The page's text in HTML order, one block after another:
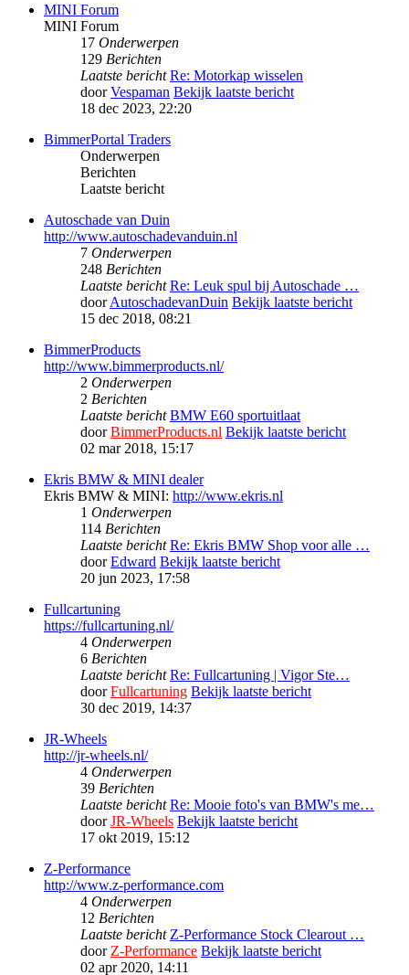
MINI Forum
MINI Forum
17 Onderwerpen
129 Berichten
Laatste bericht Re: Motorkap wisselen
doorVespaman Bekijk laatste bericht
18 dec 2023, 22:20
BimmerPortal Traders
Onderwerpen
Berichten
Laatste bericht
Autoschade van Duin
http://www.autoschadevanduin.nl
7 Onderwerpen
248 Berichten
Laatste bericht Re: Leuk spul bij Autoschade …
doorAutoschadevanDuin Bekijk laatste bericht
15 dec 2018, 08:21
BimmerProducts
http://www.bimmerproducts.nl/
2 Onderwerpen
2 Berichten
Laatste bericht BMW E60 sportuitlaat
doorBimmerProducts.nl Bekijk laatste bericht
02 mar 2018, 15:17
Ekris BMW & MINI dealer
Ekris BMW & MINI: http://www.ekris.nl
1 Onderwerpen
114 Berichten
Laatste bericht Re: Ekris BMW Shop voor alle …
doorEdward Bekijk laatste bericht
20 jun 2023, 17:58
Fullcartuning
https://fullcartuning.nl/
4 Onderwerpen
6 Berichten
Laatste bericht Re: Fullcartuning | Vigor Ste…
doorFullcartuning Bekijk laatste bericht
30 dec 2019, 14:37
JR-Wheels
http://jr-wheels.nl/
4 Onderwerpen
39 Berichten
Laatste bericht Re: Mooie foto's van BMW's me…
doorJR-Wheels Bekijk laatste bericht
17 okt 2019, 15:12
Z-Performance
http://www.z-performance.com
4 Onderwerpen
12 Berichten
Laatste bericht Z-Performance Stock Clearout …
door Z-Performance Bekijk laatste bericht
02 apr 2020, 14:11